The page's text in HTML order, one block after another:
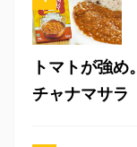
トマトが強め
チャナマサラ